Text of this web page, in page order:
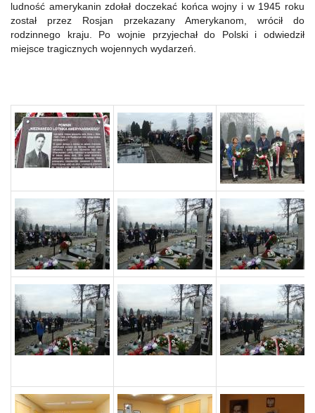
ludność amerykanin zdołał doczekać końca wojny i w 1945 roku
został przez Rosjan przekazany Amerykanom, wrócił do
rodzinnego kraju. Po wojnie przyjechał do Polski i odwiedził
miejsce tragicznych wojennych wydarzeń.